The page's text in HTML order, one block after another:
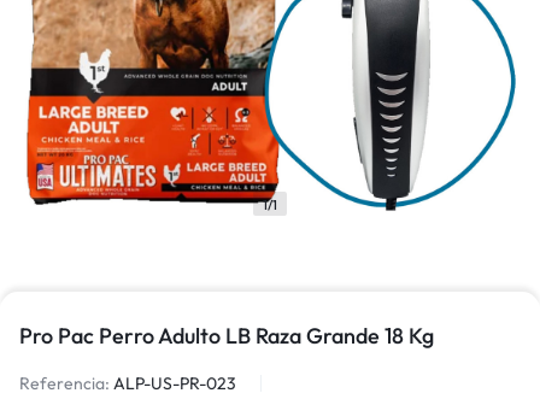
1/1
Pro Pac Perro Adulto LB Raza Grande 18 Kg
Referencia: ALP-US-PR-023